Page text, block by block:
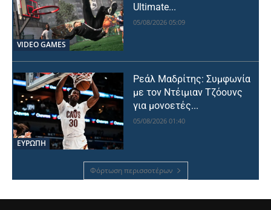
VIDEO GAMES
Ultimate...
05/08/2026 05:09
ΕΥΡΩΠΗ
Ρεάλ Μαδρίτης: Συμφωνία
με τον Ντέιμιαν Τζόουνς
για μονοετές...
05/08/2026 01:40
Φόρτωση περισσοτέρων